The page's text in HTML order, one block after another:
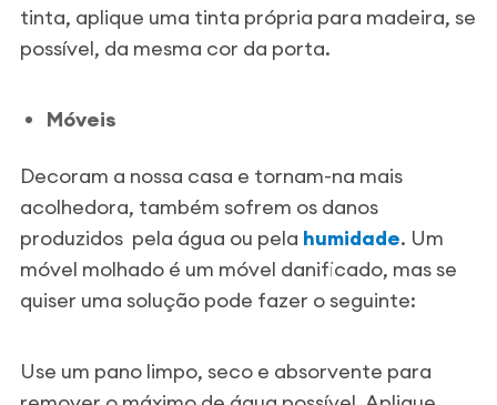
tinta, aplique uma tinta própria para madeira, se
possível, da mesma cor da porta.
Móveis
Decoram a nossa casa e tornam-na mais
acolhedora, também sofrem os danos
produzidos pela água ou pela humidade. Um
móvel molhado é um móvel danificado, mas se
quiser uma solução pode fazer o seguinte:
Use um pano limpo, seco e absorvente para